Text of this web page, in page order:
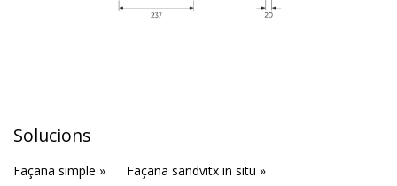
Solucions
Façana simple » Façana sandvitx in situ »